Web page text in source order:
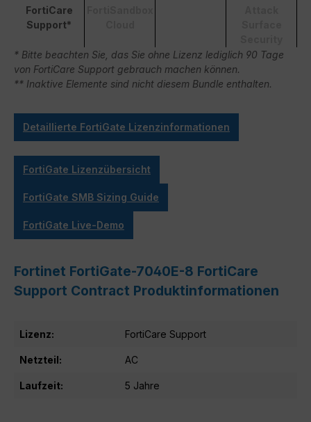
FortiCare
Support*
* Bitte beachten Sie, das Sie ohne Lizenz lediglich 90 Tage
von FortiCare Support gebrauch machen können.
** Inaktive Elemente sind nicht diesem Bundle enthalten.
Detaillierte FortiGate Lizenzinformationen
FortiGate Lizenzübersicht
FortiGate SMB Sizing Guide
FortiGate Live-Demo
Fortinet FortiGate-7040E-8 FortiCare
Support Contract Produktinformationen
Lizenz: FortiCare Support
Netzteil: AC
Laufzeit: 5 Jahre